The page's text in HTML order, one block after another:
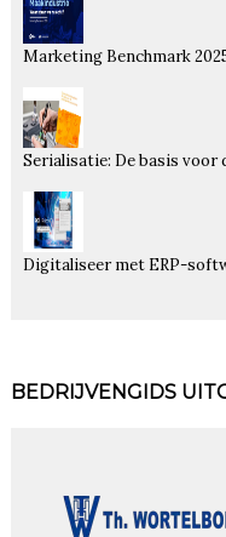
Marketing Benchmark
Serialisatie: De basis
Digitaliseer met ERP-
BEDRIJVENGIDS